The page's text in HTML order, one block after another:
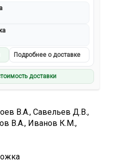
Подробнее о доставке
доставки
В.А., Савельев Д.В.,
В.А., Иванов К.М.,